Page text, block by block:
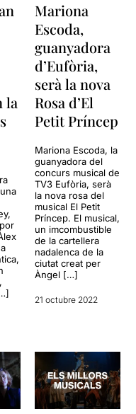
la
Mariona
Escoda,
guanyadora
d’Eufòria,
serà la nova
Rosa d’El
Petit Príncep
Mariona Escoda, la
guanyadora del
concurs musical de
TV3 Eufòria, serà
la nova rosa del
musical El Petit
Príncep. El musical,
un imcombustible
de la cartellera
nadalenca de la
ciutat creat per
Àngel […]
21 octubre 2022